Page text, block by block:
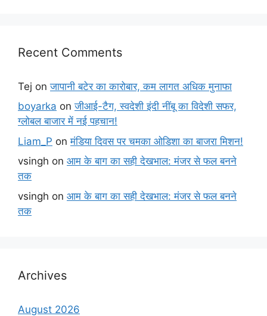
Recent Comments
Tej onजापानी बटेर का कारोबार, कम लागत अधिक मुनाफा
boyarka onजीआई-टैग, स्वदेशी इंदी नींबू का विदेशी सफर,
ग्लोबल बाजार में नई पहचान!
Liam_P onमंडिया दिवस पर चमका ओडिशा का बाजरा मिशन!
vsingh on आम के बाग का सही देखभाल: मंजर से फल बनने
तक
vsingh on आम के बाग का सही देखभाल: मंजर से फल बनने
तक
Archives
August 2026